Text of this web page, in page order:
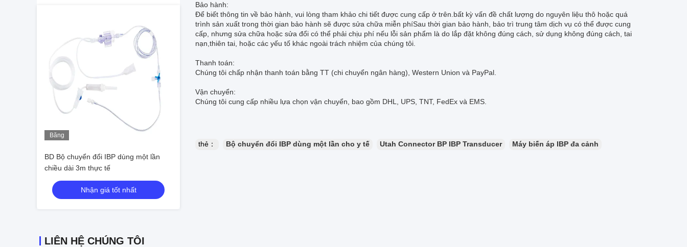
Băng
BD Bộ chuyển đổi IBP dùng một lần
chiều dài 3m thực tế
Nhận giá tốt nhất
LIÊN HỆ CHÚNG TÔI
Bảo hành:
Để biết thông tin về bảo hành, vui lòng tham khảo chi tiết được cung cấp ở trên.bất kỳ vấn đề chất lượng do nguyên liệu thô hoặc quá
trình sản xuất trong thời gian bảo hành sẽ được sửa chữa miễn phíSau thời gian bảo hành, bảo trì trung tâm dịch vụ có thể được cung
cấp, nhưng sửa chữa hoặc sửa đổi có thể phải chịu phí nếu lỗi sản phẩm là do lắp đặt không đúng cách, sử dụng không đúng cách, tai
nạn,thiên tai, hoặc các yếu tố khác ngoài trách nhiệm của chúng tôi.
Thanh toán:
Chúng tôi chấp nhận thanh toán bằng TT (chi chuyển ngân hàng), Western Union và PayPal.
Vận chuyển:
Chúng tôi cung cấp nhiều lựa chọn vận chuyển, bao gồm DHL, UPS, TNT, FedEx và EMS.
thẻ： Bộ chuyển đổi IBP dùng một lần cho y tế Utah Connector BP IBP Transducer Máy biến áp IBP đa cảnh